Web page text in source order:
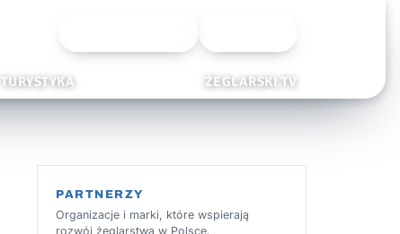
TURYSTYKA ŻEGLARSKI.TV
PARTNERZY
Organizacje i marki, które wspierają
rozwój żeglarstwa w Polsce.